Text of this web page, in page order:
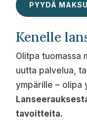
PYYDÄ
Kenelle
Olitpa tuomassa
uutta palvelua,
ympärille – olipa
tavoitteita.